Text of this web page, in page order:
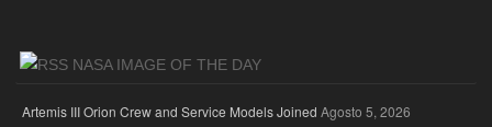
NASA IMAGE OF THE DAY
Artemis III Orion Crew and Service Models Joined Agosto 5, 2026